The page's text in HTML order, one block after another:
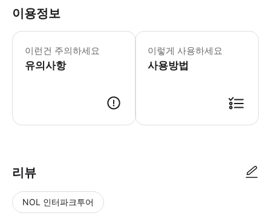
이용정보
이런건 주의하세요
유의사항
▶ 꼭 알아두세요 출발 시간 15분 전
이렇게 사용하세요
사용방법
리뷰
NOL 인터파크투어